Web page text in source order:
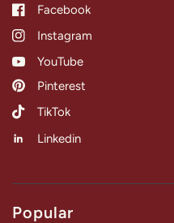
Facebook
Instagram
YouTube
Pinterest
TikTok
Linkedin
Popular